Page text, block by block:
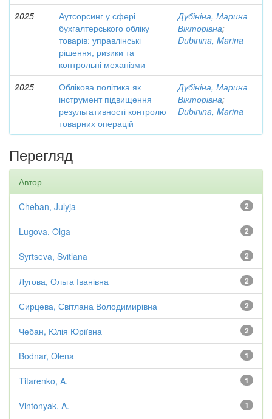
2025
Аутсорсинг у сфері
бухгалтерського обліку
товарів: управлінські
рішення, ризики та
контрольні механізми
Дубініна, Марина
Вікторівна;
Dubіnіna, Marina
2025
Облікова політика як
інструмент підвищення
результативності контролю
товарних операцій
Дубініна, Марина
Вікторівна;
Dubіnіna, Marina
Перегляд
Автор
2
Cheban, Julyja
2
Lugova, Olga
2
Syrtseva, Svitlana
2
Лугова, Ольга Іванівна
2
Сирцева, Світлана Володимирівна
2
Чебан, Юлія Юріївна
1
Bodnar, Olena
1
Titarenko, A.
1
Vintonyak, A.